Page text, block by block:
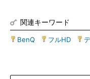
関連キーワード
BenQ フルHD